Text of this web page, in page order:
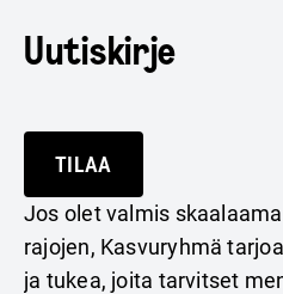
Uutiskirje
TILAA
Jos olet valmis
rajojen, Kasvuryhmä
ja tukea, joita tarvitset